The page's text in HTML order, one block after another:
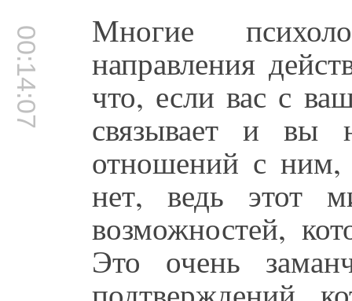
00:14:07 Многие
направления
что, если вас с
связывает и вы
отношений с ним,
нет, ведь этот
возможностей,
Это очень